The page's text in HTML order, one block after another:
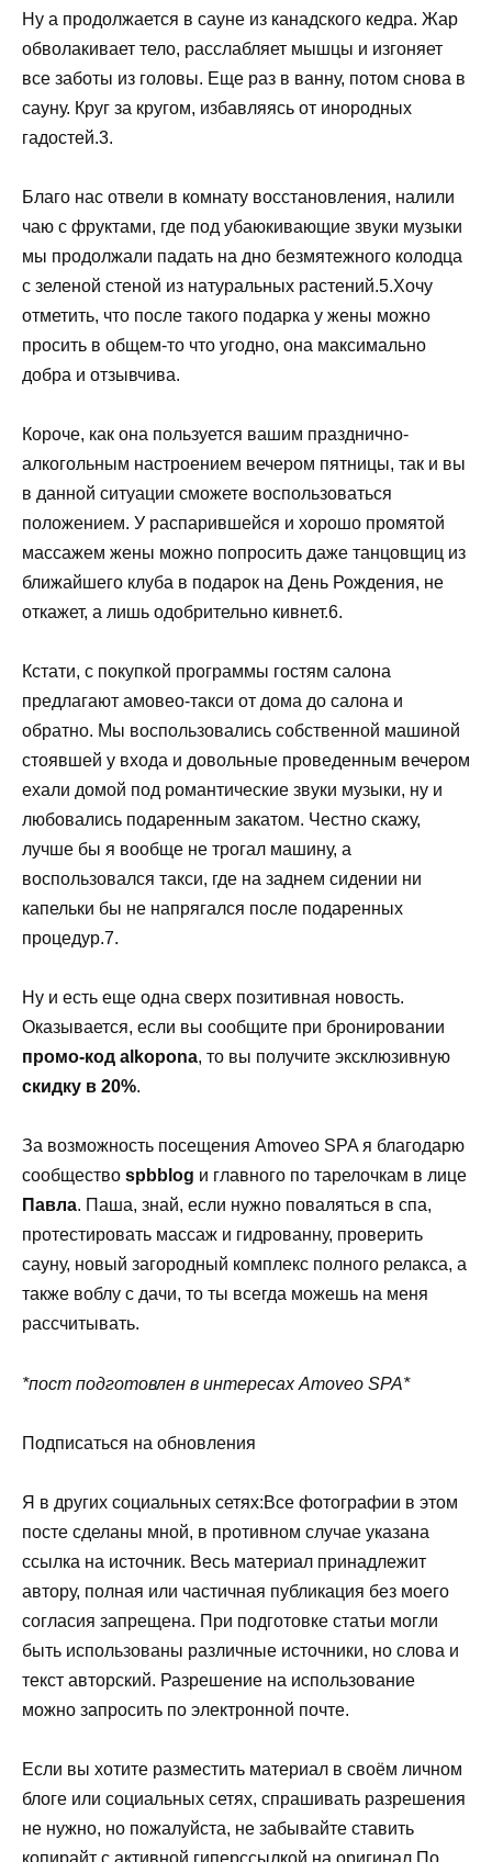
Ну а продолжается в сауне из канадского кедра. Жар
обволакивает тело, расслабляет мышцы и изгоняет
все заботы из головы. Еще раз в ванну, потом снова в
сауну. Круг за кругом, избавляясь от инородных
гадостей.3.
Благо нас отвели в комнату восстановления, налили
чаю с фруктами, где под убаюкивающие звуки музыки
мы продолжали падать на дно безмятежного колодца
с зеленой стеной из натуральных растений.5.Хочу
отметить, что после такого подарка у жены можно
просить в общем-то что угодно, она максимально
добра и отзывчива.
Короче, как она пользуется вашим празднично-
алкогольным настроением вечером пятницы, так и вы
в данной ситуации сможете воспользоваться
положением. У распарившейся и хорошо промятой
массажем жены можно попросить даже танцовщиц из
ближайшего клуба в подарок на День Рождения, не
откажет, а лишь одобрительно кивнет.6.
Кстати, с покупкой программы гостям салона
предлагают амовео-такси от дома до салона и
обратно. Мы воспользовались собственной машиной
стоявшей у входа и довольные проведенным вечером
ехали домой под романтические звуки музыки, ну и
любовались подаренным закатом. Честно скажу,
лучше бы я вообще не трогал машину, а
воспользовался такси, где на заднем сидении ни
капельки бы не напрягался после подаренных
процедур.7.
Ну и есть еще одна сверх позитивная новость.
Оказывается, если вы сообщите при бронировании
промо-код alkopona, то вы получите эксклюзивную
скидку в 20%.
За возможность посещения Amoveo SPA я благодарю
сообщество spbblog и главного по тарелочкам в лице
Павла. Паша, знай, если нужно поваляться в спа,
протестировать массаж и гидрованну, проверить
сауну, новый загородный комплекс полного релакса, а
также воблу с дачи, то ты всегда можешь на меня
рассчитывать.
*пост подготовлен в интересах Amoveo SPA*
Подписаться на обновления
Я в других социальных сетях:Все фотографии в этом
посте сделаны мной, в противном случае указана
ссылка на источник. Весь материал принадлежит
автору, полная или частичная публикация без моего
согласия запрещена. При подготовке статьи могли
быть использованы различные источники, но слова и
текст авторский. Разрешение на использование
можно запросить по электронной почте.
Если вы хотите разместить материал в своём личном
блоге или социальных сетях, спрашивать разрешения
не нужно, но пожалуйста, не забывайте ставить